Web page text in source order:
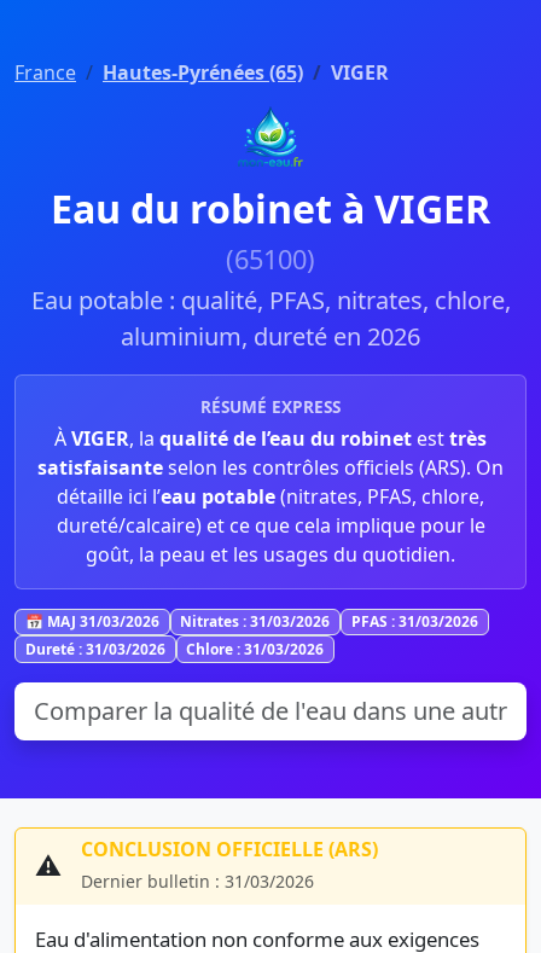
France Hautes-Pyrénées (65) VIGER
Eau du robinet à VIGER
(65100)
Eau potable : qualité, PFAS, nitrates, chlore,
aluminium, dureté en 2026
RÉSUMÉ EXPRESS
ÀVIGER, la qualité de l’eau du robinet esttrès
satisfaisanteselon les contrôles officiels (ARS). On
détaille ici l’eau potable(nitrates, PFAS, chlore,
dureté/calcaire) et ce que cela implique pour le
goût, la peau et les usages du quotidien.
📅 MAJ 31/03/2026 Nitrates : 31/03/2026
PFAS : 31/03/2026
Dureté : 31/03/2026
Chlore : 31/03/2026
⚠️ CONCLUSION OFFICIELLE (ARS)
Dernier bulletin : 31/03/2026
Eau d'alimentation non conforme aux exigences